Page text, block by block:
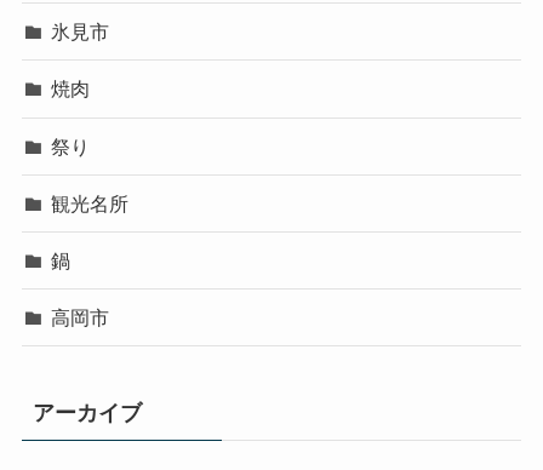
氷見市
焼肉
祭り
観光名所
鍋
高岡市
アーカイブ